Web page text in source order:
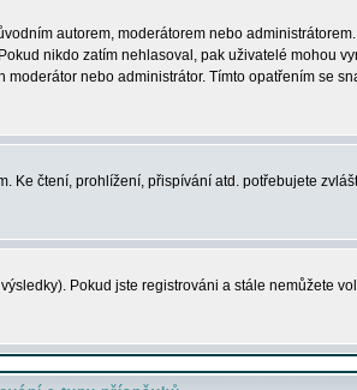
autorem, moderátorem nebo
nikdo zatím nehlasoval, pak uživatelé mohou
nebo administrátor. Tímto opatřením se
Ke čtení, prohlížení, přispívání atd. potřebujete
Pokud jste registrováni a stále nemůžete